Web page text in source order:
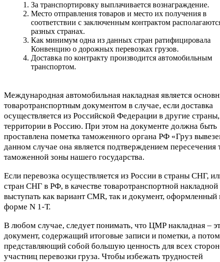
За транспортировку выплачивается вознаграждение.
Место отправления товаров и место их получения в
соответствии с заключенным контрактом
разных странах.
Как минимум одна из данных стран ратифицировала
Конвенцию о дорожных перевозках грузов.
Доставка по контракту производится автомобильным
транспортом.
Международная автомобильная накладная является
товаротранспортным документом в случае, если доставка
осуществляется из Российской Федерации в другие
территории в Россию. При этом на документе должна быть
проставлена пометка таможенного органа РФ «Груз
данном случае она является подтверждением пересечения
таможенной зоны нашего государства.
Если перевозка осуществляется из России в страны СНГ,
стран СНГ в РФ, в качестве товаротранспортной
выступать как вариант CMR, так и документ, оформленный
форме N 1-Т.
В любом случае, следует понимать, что ЦМР накладная –
документ, содержащий итоговые записи и пометки, а
представляющий собой большую ценность для всех
участниц перевозки груза. Чтобы избежать трудностей